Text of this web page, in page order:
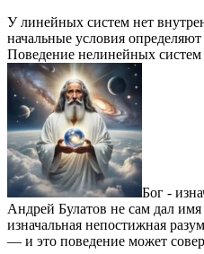
У линейных систем нет
начальные условия
Поведение нелинейных систем
Бог -
Андрей Булатов не сам дал
изначальная непостижная
— и это поведение может